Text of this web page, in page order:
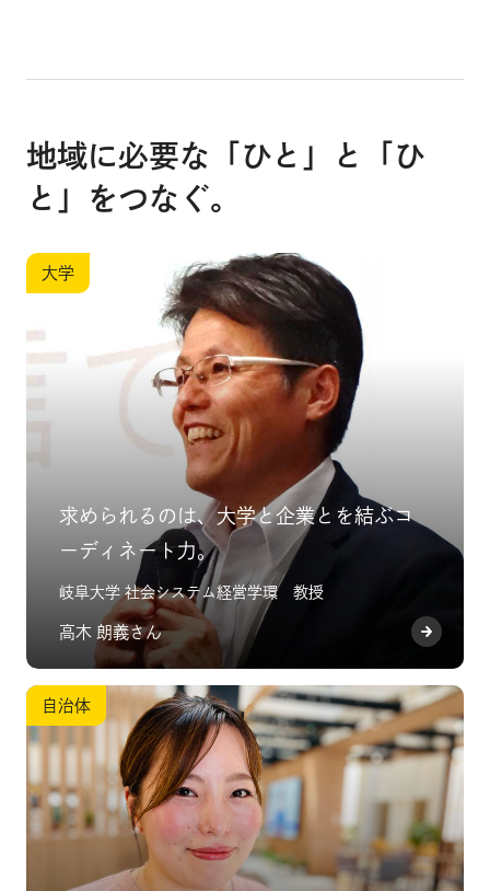
地域に必要な「ひと」と「ひ
と」をつなぐ。
大学
求められるのは、大学と企業とを結ぶコ
ーディネート力。
岐阜大学 社会システム経営学環 教授
高木 朗義さん
自治体